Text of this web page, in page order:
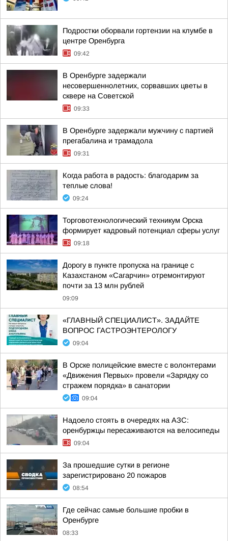
Подростки оборвали гортензии на клумбе в
центре Оренбурга
09:42
В Оренбурге задержали
несовершеннолетних, сорвавших цветы в
сквере на Советской
09:33
В Оренбурге задержали мужчину с партией
прегабалина и трамадола
09:31
Когда работа в радость: благодарим за
теплые слова!
09:24
Торговотехнологический техникум Орска
формирует кадровый потенциал сферы услуг
09:18
Дорогу в пункте пропуска на границе с
Казахстаном «Сагарчин» отремонтируют
почти за 13 млн рублей
09:09
«ГЛАВНЫЙ СПЕЦИАЛИСТ». ЗАДАЙТЕ
ВОПРОС ГАСТРОЭНТЕРОЛОГУ
09:04
В Орске полицейские вместе с волонтерами
«Движения Первых» провели «Зарядку со
стражем порядка» в санатории
09:04
Надоело стоять в очередях на АЗС:
оренбуржцы пересаживаются на велосипеды
09:04
За прошедшие сутки в регионе
зарегистрировано 20 пожаров
08:54
Где сейчас самые большие пробки в
Оренбурге
08:33